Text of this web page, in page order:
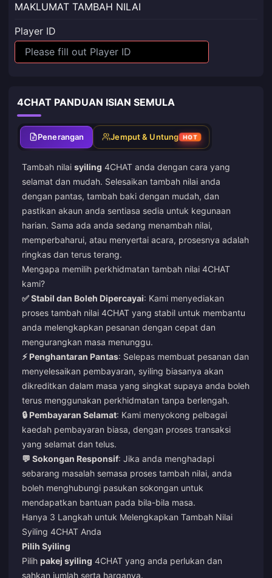
MAKLUMAT TAMBAH NILAI
Player ID
4CHAT PANDUAN ISIAN SEMULA
Penerangan Jemput & Untung HOT
Tambah nilai syiling 4CHAT anda dengan cara yang
selamat dan mudah. Selesaikan tambah nilai anda
dengan pantas, tambah baki dengan mudah, dan
pastikan akaun anda sentiasa sedia untuk kegunaan
harian. Sama ada anda sedang menambah nilai,
memperbaharui, atau menyertai acara, prosesnya adalah
ringkas dan terus terang.
Mengapa memilih perkhidmatan tambah nilai 4CHAT
kami?
✅ Stabil dan Boleh Dipercayai: Kami menyediakan
proses tambah nilai 4CHAT yang stabil untuk membantu
anda melengkapkan pesanan dengan cepat dan
mengurangkan masa menunggu.
⚡ Penghantaran Pantas: Selepas membuat pesanan dan
menyelesaikan pembayaran, syiling biasanya akan
dikreditkan dalam masa yang singkat supaya anda boleh
terus menggunakan perkhidmatan tanpa berlengah.
🔒 Pembayaran Selamat: Kami menyokong pelbagai
kaedah pembayaran biasa, dengan proses transaksi
yang selamat dan telus.
💬 Sokongan Responsif: Jika anda menghadapi
sebarang masalah semasa proses tambah nilai, anda
boleh menghubungi pasukan sokongan untuk
mendapatkan bantuan pada bila-bila masa.
Hanya 3 Langkah untuk Melengkapkan Tambah Nilai
Syiling 4CHAT Anda
Pilih Syiling
Pilih pakej syiling 4CHAT yang anda perlukan dan
sahkan jumlah serta harganya.